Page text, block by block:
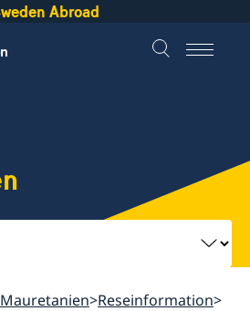
Abroad
Mauretanien Reseinformation